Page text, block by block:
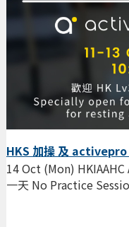
HKS 加操 及 activepro
14 Oct (Mon)
一天 No Practice